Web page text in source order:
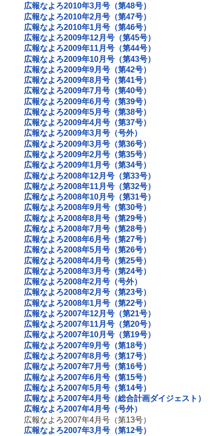
広報なよろ2010年3月号（第48号）
広報なよろ2010年2月号（第47号）
広報なよろ2010年1月号（第46号）
広報なよろ2009年12月号（第45号）
広報なよろ2009年11月号（第44号）
広報なよろ2009年10月号（第43号）
広報なよろ2009年9月号（第42号）
広報なよろ2009年8月号（第41号）
広報なよろ2009年7月号（第40号）
広報なよろ2009年6月号（第39号）
広報なよろ2009年5月号（第38号）
広報なよろ2009年4月号（第37号）
広報なよろ2009年3月号（号外）
広報なよろ2009年3月号（第36号）
広報なよろ2009年2月号（第35号）
広報なよろ2009年1月号（第34号）
広報なよろ2008年12月号（第33号）
広報なよろ2008年11月号（第32号）
広報なよろ2008年10月号（第31号）
広報なよろ2008年9月号（第30号）
広報なよろ2008年8月号（第29号）
広報なよろ2008年7月号（第28号）
広報なよろ2008年6月号（第27号）
広報なよろ2008年5月号（第26号）
広報なよろ2008年4月号（第25号）
広報なよろ2008年3月号（第24号）
広報なよろ2008年2月号（号外）
広報なよろ2008年2月号（第23号）
広報なよろ2008年1月号（第22号）
広報なよろ2007年12月号（第21号）
広報なよろ2007年11月号（第20号）
広報なよろ2007年10月号（第19号）
広報なよろ2007年9月号（第18号）
広報なよろ2007年8月号（第17号）
広報なよろ2007年7月号（第16号）
広報なよろ2007年6月号（第15号）
広報なよろ2007年5月号（第14号）
広報なよろ2007年4月号（総合計画ダイジェスト）
広報なよろ2007年4月号（号外）
広報なよろ2007年4月号（第13号）
広報なよろ2007年3月号（第12号）